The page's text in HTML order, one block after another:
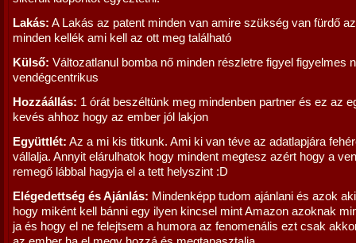
Lakás: A Lakás az patent minden van amire szükség van fürdő
minden kellék ami kell az ott meg található
Külső: Változatlanul bomba nő minden részletre figyel figyelmes
vendégcentrikus
Hozzáállás: 1 órát beszéltünk meg mindenben partner és ez az
kevés ahhoz hogy az ember jól lakjon
Együttlét: Az a mi kis titkunk. Ami ki van téve az adatlapjára
vállalja. Annyit elárulhatok hogy mindent megtesz azért hogy a
remegő lábbal hagyja el a tett helyszint :D
Elégedettség és Ajánlás: Mindenképp tudom ajánlani és azok
hogy miként kell bánni egy ilyen kincsel mint Amazon azoknak
ja és hogy el ne felejtsem a humora az fenomenális ezt csak